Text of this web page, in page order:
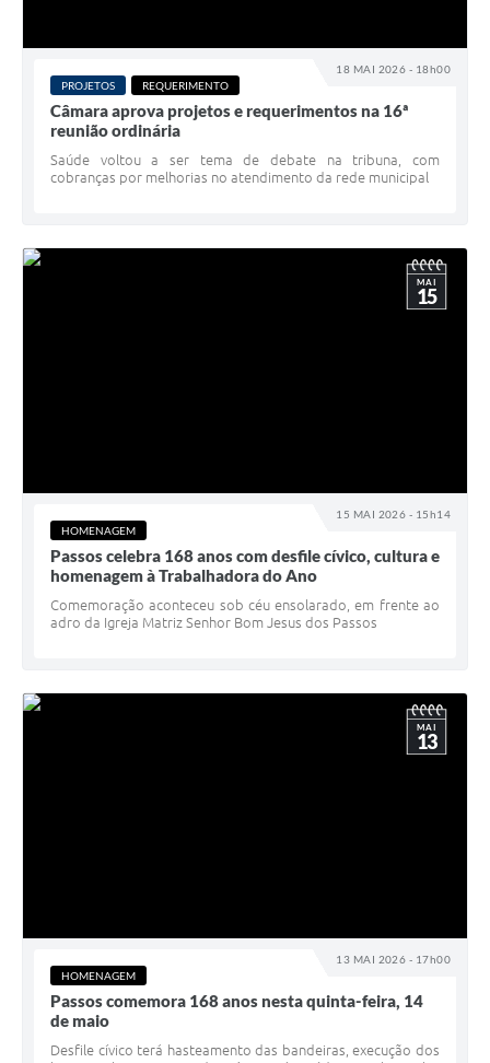
18 MAI 2026 - 18h00
PROJETOS REQUERIMENTO
Câmara aprova projetos e requerimentos na 16ª
reunião ordinária
Saúde voltou a ser tema de debate na tribuna, com
cobranças por melhorias no atendimento da rede municipal
15 MAI 2026 - 15h14
MAI
15
HOMENAGEM
Passos celebra 168 anos com desfile cívico, cultura e
homenagem à Trabalhadora do Ano
Comemoração aconteceu sob céu ensolarado, em frente ao
adro da Igreja Matriz Senhor Bom Jesus dos Passos
13 MAI 2026 - 17h00
MAI
13
HOMENAGEM
Passos comemora 168 anos nesta quinta-feira, 14
de maio
Desfile cívico terá hasteamento das bandeiras, execução dos